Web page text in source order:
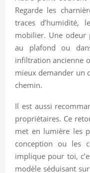
Regarde les
traces d’humidité,
mobilier. Une odeur
au plafond ou
infiltration ancienne
mieux demander un
chemin.
Il est aussi
propriétaires. Ce
met en lumière les
conception ou les
implique pour toi,
modèle séduisant